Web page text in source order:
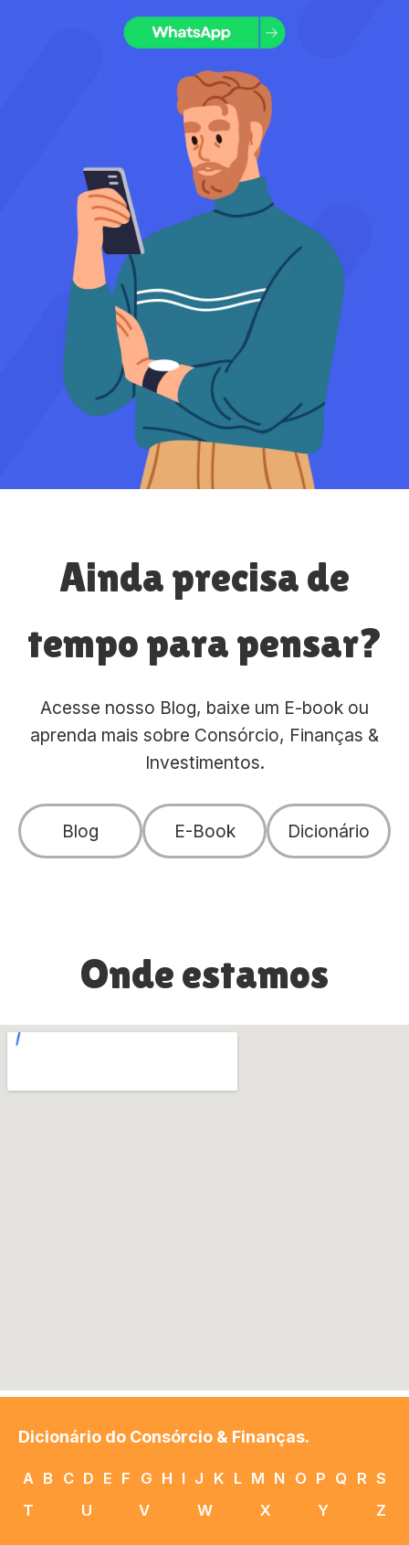
Ainda precisa de
tempo para pensar?
Acesse nosso Blog, baixe um E-book ou
aprenda mais sobre Consórcio, Finanças &
Investimentos.
Blog E-Book Dicionário
Onde estamos
Dicionário do Consórcio & Finanças.
A B C D E F G H I J K L M N O P Q R S
T
U V W X Y Z